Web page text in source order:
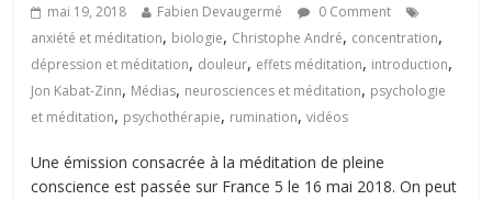
mai 19, 2018 Fabien Devaugermé
0 Comment
anxiété et méditation, biologie, Christophe André, concentration,
dépression et méditation, douleur, effets méditation, introduction,
Jon Kabat-Zinn, Médias, neurosciences et méditation, psychologie
et méditation, psychothérapie, rumination,vidéos
Une émission consacrée à la méditation de pleine
conscience est passée sur France 5 le 16 mai 2018. On peut